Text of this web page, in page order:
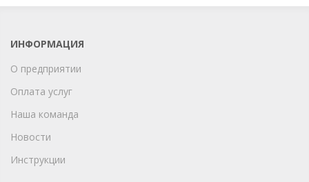
ИНФОРМАЦИЯ
О предприятии
Оплата услуг
Наша команда
Новости
Инструкции